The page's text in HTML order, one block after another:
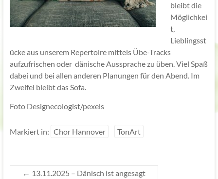
bleibt die
Möglichkei
t,
Lieblingsst
ücke aus unserem Repertoire mittels Übe-Tracks
aufzufrischen oder dänische Aussprache zu üben. Viel Spaß
dabei und bei allen anderen Planungen für den Abend. Im
Zweifel bleibt das Sofa.
Foto Designecologist/pexels
Markiert in: Chor Hannover TonArt
← 13.11.2025 – Dänisch ist angesagt